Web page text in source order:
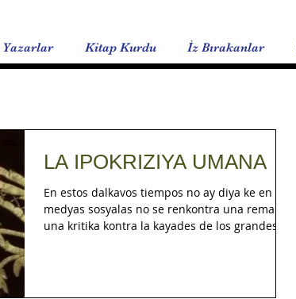
Yazarlar Kitap Kurdu İz Bırakanlar
LA IPOKRIZIYA UMANA
En estos dalkavos tiempos no ay diya ke en las
medyas sosyalas no se renkontra una remarka,
una kritika kontra la kayades de los grandes